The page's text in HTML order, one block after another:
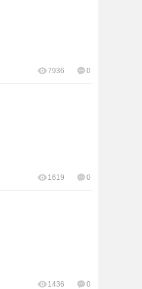
0
7936
0
1619
0
1436